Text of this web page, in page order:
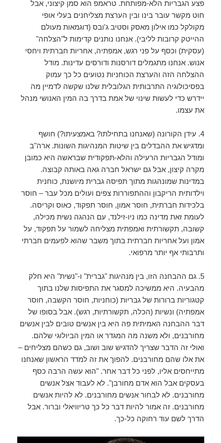
פצע הגבריות הלא-מפותחת. טראמפ הוא סמן קיצוני, אבל
חוט מקשר עובר בינו ובין הערצת מצליחנים בעלי אופי
מקולקל כמו אילון מאסק וסטיב ג'ובס (דוגמאות מעולם
ההייטק קרובות לליבי). אנחנו נותנים קדימות ל"הצלחה"
(עסקית) וכסף על פני רגש, אמפתיה, אחריות חברתית ויחסי
אנוש. אנחנו מתגמלים דורסנות ודורסים עדינות. מודל
ההצלחה הזה והערצת הכוחניות נטועים כל כך עמוק
בפסיכולוגיה התרבותית הגלובלית שלנו שקשה לדמיין מה
יידרש כדי לעשות שינוי של אמת בדרך בה המין האנושי מנהל
את עצמו.
4. עידן הקורונה (שאנחנו בתחילתו? באמצעיתו?) חושף
ומדגיש את ההבדלים בין שיטות המנהיגות השונות. ארה"ב
ומודל הגבריות הרעילה והלא-תפקודית שבראשה היא כמובן
מקרה קיצון, אבל גם ישראל חברה גאה באותה קבוצה.
במדינות שמונהגות מתוך תפיסה גברית מיושנת, כוחנית
וילדותית הריקבון וההתפוררות צפים ועולים מכל עבר – חוסר
בלכידות חברתית, חוסר אמון, חוסר תפקוד, כאוס וקריסה.
לעומת זאת מדינה כמו ניו-זילנד, עם הנהגה נשית מכילה,
קשובה, תקשורתית ואמפתית מצליחה לשמור על תפקוד, על
אמון ועל אחריות חברתית בתוך משבר שהוא לפעמים חברתי
ותרבותי אף יותר מרפואי.
5. גם ההבחנה הזו, בין מנהיגות "גברית" ו-"נשית" היא חלק
מהבעיה. היא ממשיכה למסגר את התפיסות שלנו בתוך
קטגוריות ברורות של גבריות (כוחניות, חוסר הקשבה, חוסר
אמפתיה) ונשיות (הכלה, תקשורתיות, רגש). אבל בסופו של
דבר ההבחנה האמיתית פה היא בין אנשים טובים לבין אנשים
מחורבנים, ולא משנה מה המגדר או המין הביולוגי שלהם.
ואולי זה הדבר שצריך להדגיש שוב ושוב, גם כשהם מצליחים –
את אלו שהם מחורבנים. להפוך את זה למדד הראשון שאנחנו
מתייחסים אליו, לפני כל דבר אחר. "הוא עשה הרבה כסף
בעסקים אבל הוא אדם מחורבן". לא לעבוד אצל אנשים
מחורבנים. לא לבחור אנשים מחורבנים. לא להיות אנשים
מחורבנים. זה אמור להיות דבר כל כך טריוויאלי וברור. אבל
הדרך לשם עוד רחוקה כל-כך.